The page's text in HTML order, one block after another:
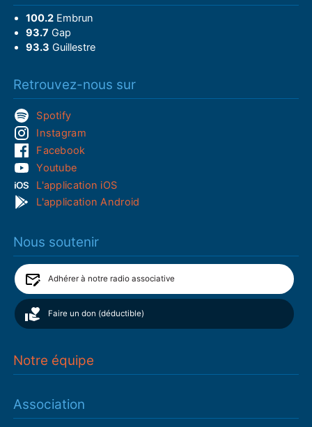
100.2Embrun
93.7 Gap
93.3 Guillestre
Retrouvez-nous sur
Spotify
Instagram
Facebook
Youtube
L'application iOS
L'application Android
Nous soutenir
Adhérer à notre radio associative
Faire un don (déductible)
Notre équipe
Association